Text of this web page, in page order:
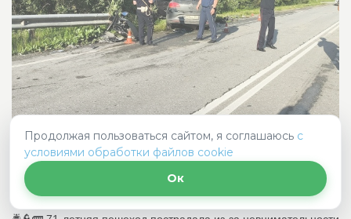
🚔👮🚌 71-летняя пешеход пострадала из-за
невнимательности водителя междугороднего
автобуса, который не уступил ей дорогу на
пешеходном переходе Сотрудники...
Продолжая пользоваться сайтом, я соглашаюсь с
условиями обработки файлов cookie
Ок